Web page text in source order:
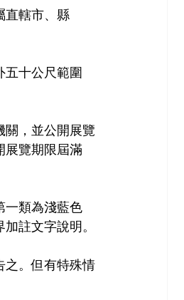
直轄市、縣
五十公尺範圍
關，並公開展覽
展覽期限屆滿
一類為淺藍色
註文字說明。
之。但有特殊情